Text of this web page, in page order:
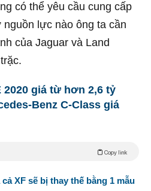
có thể yêu cầu cung cấp
lực nào ông ta cần
của Jaguar và Land
2020 giá từ hơn 2,6 tỷ
Benz C-Class giá
Copy link
XF sẽ bị thay thế bằng 1 mẫu